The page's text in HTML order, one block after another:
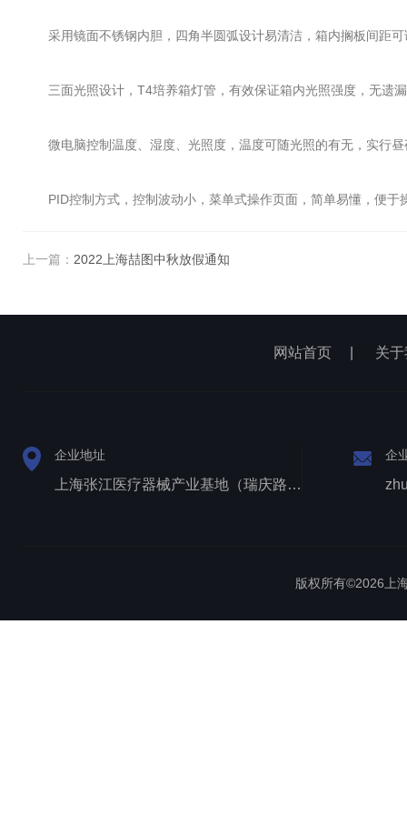
采用镜面不锈钢内胆，四角半圆弧设计易清洁，箱内搁板间距可
三面光照设计，T4培养箱灯管，有效保证箱内光照强度，无遗
微电脑控制温度、湿度、光照度，温度可随光照的有无，实行昼
PID控制方式，控制波动小，菜单式操作页面，简单易懂，便于
上一篇： 2022上海喆图中秋放假通知
网站首页 关
企业地址
上海张江医疗器械产业基地（瑞庆路528号）
企
版权所有©2026